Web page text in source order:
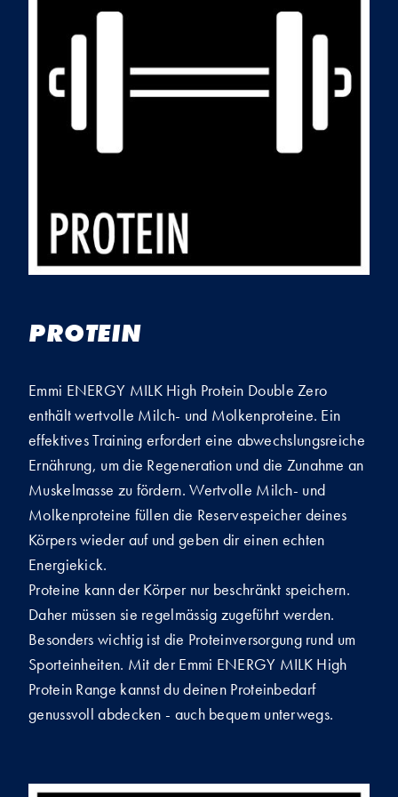
PROTEIN
Emmi ENERGY MILK High Protein Double Zero
enthält wertvolle Milch- und Molkenproteine. Ein
effektives Training erfordert eine abwechslungsreiche
Ernährung, um die Regeneration und die Zunahme an
Muskelmasse zu fördern. Wertvolle Milch- und
Molkenproteine füllen die Reservespeicher deines
Körpers wieder auf und geben dir einen echten
Energiekick.
Proteine kann der Körper nur beschränkt speichern.
Daher müssen sie regelmässig zugeführt werden.
Besonders wichtig ist die Proteinversorgung rund um
Sporteinheiten. Mit der Emmi ENERGY MILK High
Protein Range kannst du deinen Proteinbedarf
genussvoll abdecken - auch bequem unterwegs.